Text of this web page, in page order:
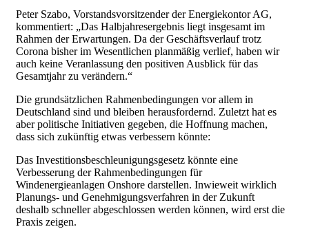
Peter Szabo, Vorstandsvorsitzender der Energiekontor AG,
kommentiert: „Das Halbjahresergebnis liegt insgesamt im
Rahmen der Erwartungen. Da der Geschäftsverlauf trotz
Corona bisher im Wesentlichen planmäßig verlief, haben wir
auch keine Veranlassung den positiven Ausblick für das
Gesamtjahr zu verändern.“
Die grundsätzlichen Rahmenbedingungen vor allem in
Deutschland sind und bleiben herausfordernd. Zuletzt hat es
aber politische Initiativen gegeben, die Hoffnung machen,
dass sich zukünftig etwas verbessern könnte:
Das Investitionsbeschleunigungsgesetz könnte eine
Verbesserung der Rahmenbedingungen für
Windenergieanlagen Onshore darstellen. Inwieweit wirklich
Planungs- und Genehmigungsverfahren in der Zukunft
deshalb schneller abgeschlossen werden können, wird erst die
Praxis zeigen.